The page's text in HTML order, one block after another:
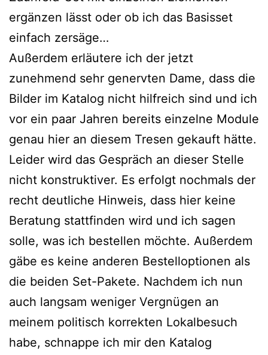
ergänzen lässt oder ob ich das Basisset
einfach zersäge…
Außerdem erläutere ich der jetzt
zunehmend sehr genervten Dame, dass die
Bilder im Katalog nicht hilfreich sind und ich
vor ein paar Jahren bereits einzelne Module
genau hier an diesem Tresen gekauft hätte.
Leider wird das Gespräch an dieser Stelle
nicht konstruktiver. Es erfolgt nochmals der
recht deutliche Hinweis, dass hier keine
Beratung stattfinden wird und ich sagen
solle, was ich bestellen möchte. Außerdem
gäbe es keine anderen Bestelloptionen als
die beiden Set-Pakete. Nachdem ich nun
auch langsam weniger Vergnügen an
meinem politisch korrekten Lokalbesuch
habe, schnappe ich mir den Katalog